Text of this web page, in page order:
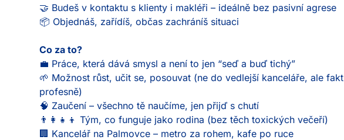
🤝 Budeš v kontaktu s klienty i makléři – ideálně bez pasivní agrese
📦 Objednáš, zařídíš, občas zachráníš situaci
Co za to?
💼 Práce, která dává smysl a není to jen “seď a buď tichý”
🌱 Možnost růst, učit se, posouvat (ne do vedlejší kanceláře, ale fakt
profesně)
🧠 Zaučení – všechno tě naučíme, jen přijď s chutí
👨👩👧👦 Tým, co funguje jako rodina (bez těch toxických večeří)
🏢 Kancelář na Palmovce – metro za rohem, kafe po ruce